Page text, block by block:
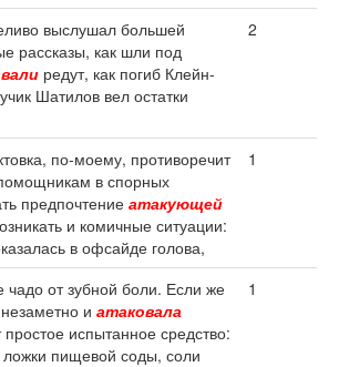
выслушал большей
рассказы, как шли под
редут, как погиб Клейн-
Шатилов вел остатки
2
по-моему, противоречит
в спорных
предпочтение атакующей
и комичные ситуации:
в офсайде голова,
1
от зубной боли. Если же
и атаковала
испытанное средство:
пищевой соды, соли
1